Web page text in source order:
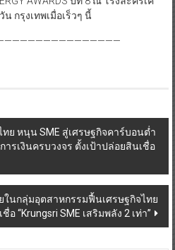
กรุงเทพเมื่อเร็วๆ นี้
ทย หนุน SME สู่เศรษฐกิจคาร์บอนต่ำ
รเงินครบวงจร ตั้งเป้าปล่อยสินเชื่อ
ในกลุ่มอุตสาหกรรมฟื้นเศรษฐกิจไทย
อ “Krungsri SME เสริมพลัง 2 เท่า”